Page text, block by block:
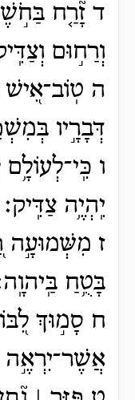
ד זָ֘רַ֤ח
וְרַח֣וּם
ה טֽוֹב־אִ֭ישׁ
דְּבָרָ֣יו
ו
יִֽהְיֶ֥ה צַדִּֽיק׃
ז מִשְּׁמוּעָ֣ה
בָּטֻ֥חַ
ח סָמ֣וּךְ
אֲשֶׁר־יִרְאֶ֣ה